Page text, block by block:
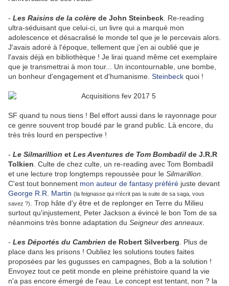
- Les Raisins de la colère de John Steinbeck . Re-reading
ultra-séduisant que celui-ci, un livre qui a marqué mon
adolescence et désacralisé le monde tel que je le percevais alors.
J'avais adoré à l'époque, tellement que j'en ai oublié que je
l'avais déjà en bibliothèque ! Je lirai quand même cet exemplaire
que je transmettrai à mon tour... Un incontournable, une bombe,
un bonheur d'engagement et d'humanisme. Steinbeck quoi !
SF quand tu nous tiens ! Bel effort aussi dans le rayonnage pour
ce genre souvent trop boudé par le grand public. Là encore, du
très très lourd en perspective !
- Le Silmarillion et Les Aventures de Tom Bombadil de J.R.R
Tolkien . Culte de chez culte, un re-reading avec Tom Bombadil
et une lecture trop longtemps repoussée pour le Silmarillion
C'est tout bonnement mon auteur de fantasy préféré juste devant
George R.R. Martin (la feignasse qui n'écrit pas la suite de sa saga, vous
savez ?)
. Trop hâte d'y être et de replonger en Terre du Milieu
surtout qu'injustement, Peter Jackson a évincé le bon Tom de sa
néanmoins très bonne adaptation du Seigneur des anneaux
- Les Déportés du Cambrien de Robert Silverberg . Plus de
place dans les prisons ! Oubliez les solutions toutes faites
proposées par les gugusses en campagnes, Bob a la solution !
Envoyez tout ce petit monde en pleine préhistoire quand la vie
n'a pas encore émergé de l'eau. Le concept est tentant, non ? la